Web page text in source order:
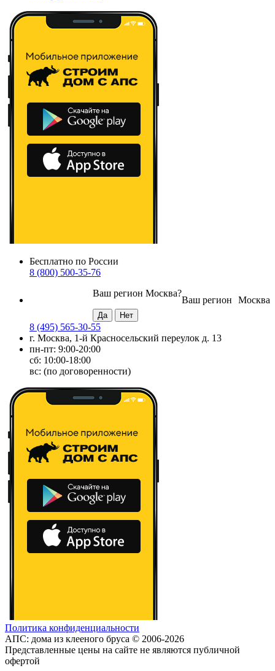
Бесплатно по России
8 (800) 500-35-76
Москва
Ваш регион
Ваш регион Москва?
8 (495) 565-30-55
г. Москва, 1-й Красносельский переулок д. 13
пн-пт: 9:00-20:00
сб: 10:00-18:00
вс: (по договоренности)
Политика конфиденциальности
АПС: дома из клееного бруса © 2006-2026
Представленные цены на сайте не являются публичной
офертой